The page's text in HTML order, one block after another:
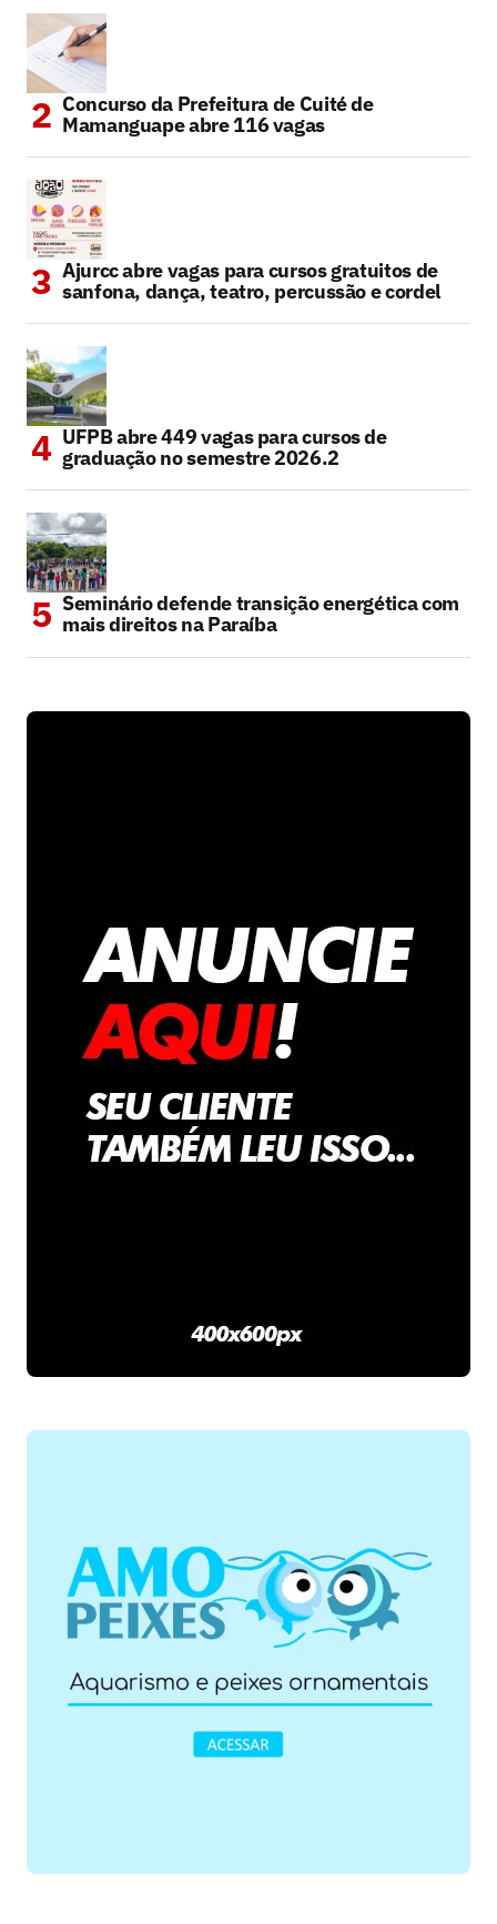
Concurso da Prefeitura de Cuité de
Mamanguape abre 116 vagas
Ajurcc abre vagas para cursos gratuitos de
sanfona, dança, teatro, percussão e cordel
UFPB abre 449 vagas para cursos de
graduação no semestre 2026.2
Seminário defende transição energética com
mais direitos na Paraíba